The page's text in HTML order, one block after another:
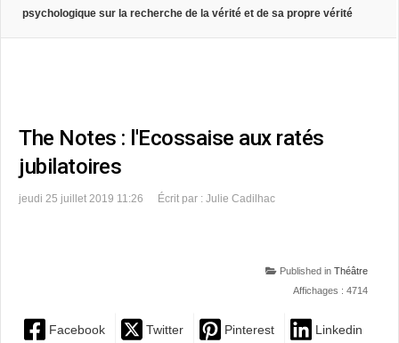
psychologique sur la recherche de la vérité et de sa propre vérité
The Notes : l'Ecossaise aux ratés
jubilatoires
jeudi 25 juillet 2019 11:26 Écrit par : Julie Cadilhac
Published in Théâtre
Affichages : 4714
Facebook Twitter Pinterest Linkedin